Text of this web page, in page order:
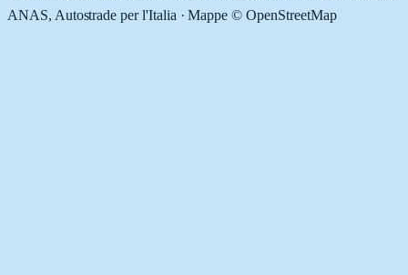
ANAS, Autostrade per l'Italia · Mappe © OpenStreetMap